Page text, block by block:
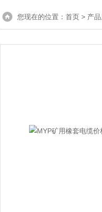
您现在的位置： 首页 > 产